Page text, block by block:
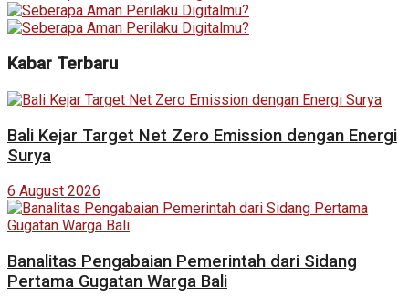
Kabar Terbaru
Bali Kejar Target Net Zero Emission dengan Energi
Surya
6 August 2026
Banalitas Pengabaian Pemerintah dari Sidang
Pertama Gugatan Warga Bali